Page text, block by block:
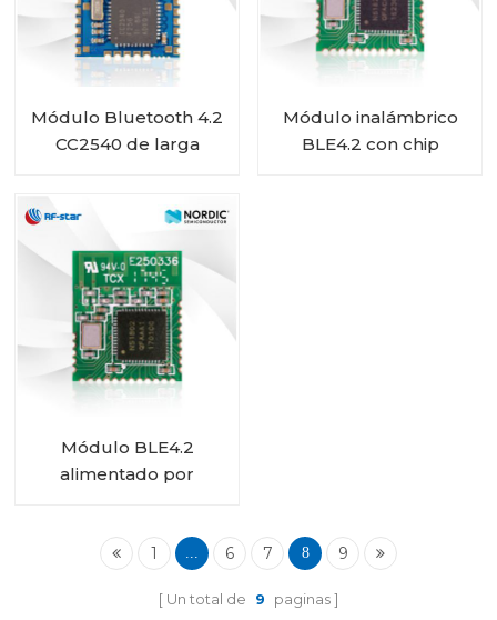
Módulo Bluetooth 4.2
CC2540 de larga
Módulo inalámbrico
BLE4.2 con chip
Módulo BLE4.2
alimentado por
RF-BM-ND02C
1 ... 6 7 8 9
Un total de 9 paginas